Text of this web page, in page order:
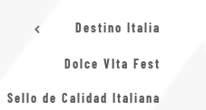
Destino Italia
Dolce VIta Fest
Sello de Calidad Italiana